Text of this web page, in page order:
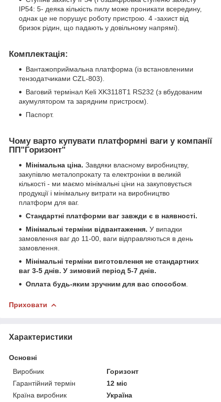
IP54: 5- деяка кількість пилу може проникати всередину,
однак це не порушує роботу пристрою. 4 -захист від
бризок рідин, що падають у довільному напрямі).
Комплектація:
Вантажоприймальна платформа (із встановленими
тензодатчиками CZL-803).
Ваговий термінал Keli XK3118Т1 RS232 (з вбудованим
акумулятором та зарядним пристроєм).
Паспорт.
Чому варто купувати платформні ваги у компанії
ПП"Горизонт"
Мінімальна ціна. Завдяки власному виробництву,
закупівлю металопрокату та електроніки в великій
кількості - ми маємо мінімальні ціни на закуповується
продукції і мінімальну витрати на виробництво
платформ для ваг.
Стандартні платформи ваг завжди є в наявності.
Мінімальні терміни відвантаження. У випадки
замовлення ваг до 11-00, ваги відправляються в день
замовлення.
Мінімальні терміни виготовлення не стандартних
ваг 3-5 днів. У зимовий період 5-7 днів.
Оплата будь-яким зручним для вас способом
Приховати
Характеристики
Основні
Виробник
Горизонт
Гарантійний термін
12 міс
Країна виробник
Україна